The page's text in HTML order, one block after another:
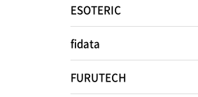
商品一覧
Hi-Fiオーディ
ESOTERIC
fidata
FURUTECH